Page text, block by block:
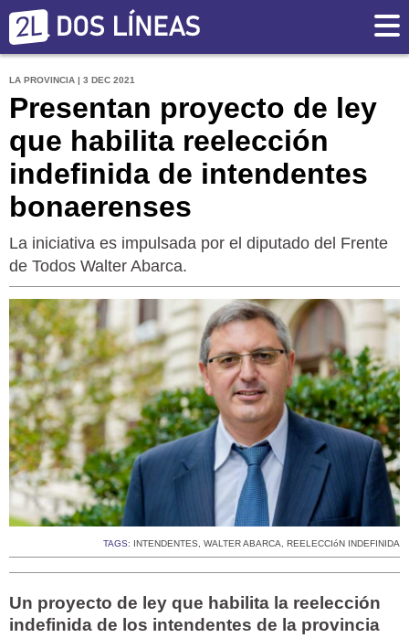
LA PROVINCIA | 3 DEC 2021
Presentan proyecto de ley
que habilita reelección
indefinida de intendentes
bonaerenses
La iniciativa es impulsada por el diputado del Frente
de Todos Walter Abarca.
TAGS: INTENDENTES, WALTER ABARCA, REELECCIóN INDEFINIDA
Un proyecto de ley que habilita la reelección
indefinida de los intendentes de la provincia